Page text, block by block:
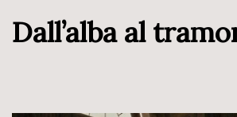
Dall’alba al